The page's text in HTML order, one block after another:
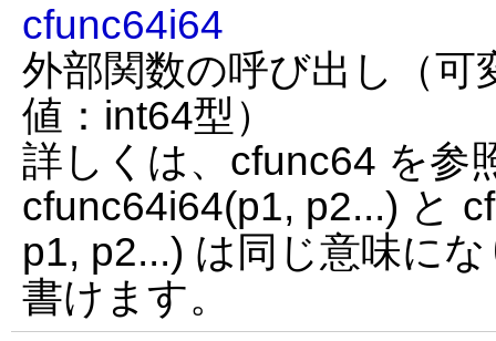
cfunc64i64
外部関数の呼び出し（可
値：int64型）
詳しくは、cfunc64 を参
cfunc64i64(p1, p2...) と
p1, p2...) は同じ意味に
書けます。